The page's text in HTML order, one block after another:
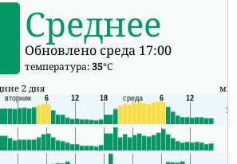
Среднее
Обновлено среда 17:00
температура:35°C
2 дня
17